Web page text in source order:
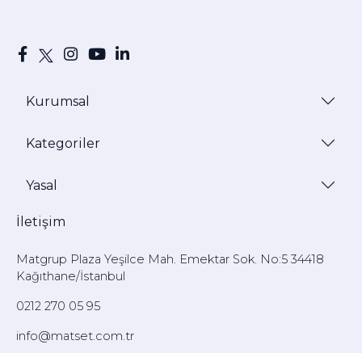
Kurumsal
Kategoriler
Yasal
İletişim
Matgrup Plaza Yeşilce Mah. Emektar Sok. No:5 34418
Kağıthane/İstanbul
0212 270 05 95
info@matset.com.tr